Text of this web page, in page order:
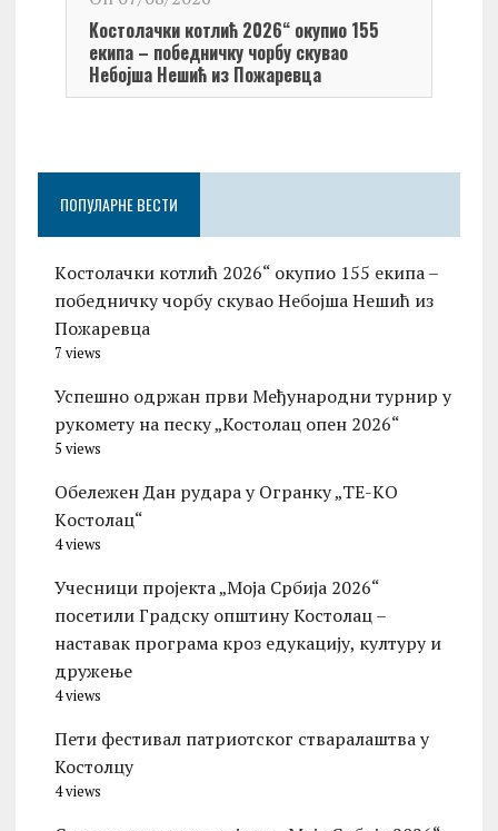
Kостолачки котлић 2026“ окупио 155
екипа – победничку чорбу скувао
Небојша Нешић из Пожаревца
ПОПУЛАРНЕ ВЕСТИ
Kостолачки котлић 2026“ окупио 155 екипа –
победничку чорбу скувао Небојша Нешић из
Пожаревца
7 views
Успешно одржан први Међународни турнир у
рукомету на песку „Костолац опен 2026“
5 views
Обележен Дан рудара у Огранку „ТЕ-KО
Kостолац“
4 views
Учесници пројекта „Моја Србија 2026“
посетили Градску општину Костолац –
наставак програма кроз едукацију, културу и
дружење
4 views
Пети фестивал патриотског стваралаштва у
Костолцу
4 views